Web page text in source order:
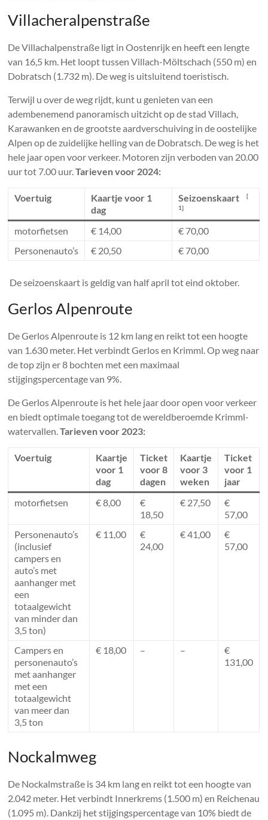
Villacheralpenstraße
De Villachalpenstraße ligt in Oostenrijk en heeft een lengte
van 16,5 km. Het loopt tussen Villach-Möltschach (550 m) en
Dobratsch (1.732 m). De weg is uitsluitend toeristisch.
Terwijl u over de weg rijdt, kunt u genieten van een
adembenemend panoramisch uitzicht op de stad Villach,
Karawanken en de grootste aardverschuiving in de oostelijke
Alpen op de zuidelijke helling van de Dobratsch. De weg is het
hele jaar open voor verkeer. Motoren zijn verboden van 20.00
uur tot 7.00 uur.Tarieven voor 2024:
Voertuig
Kaartje voor 1
dag
Seizoenskaart[
1]
motorfietsen € 14,00
€ 70,00
Personenauto’s
€ 20,50 € 70,00
De seizoenskaart is geldig van half april tot eind oktober.
Gerlos Alpenroute
De Gerlos Alpenroute is 12 km lang en reikt tot een hoogte
van 1.630 meter. Het verbindt Gerlos en Krimml. Op weg naar
de top zijn er 8 bochten met een maximaal
stijgingspercentage van 9%.
De Gerlos Alpenroute is het hele jaar door open voor verkeer
en biedt optimale toegang tot de wereldberoemde Krimml-
watervallen.Tarieven voor 2023:
Voertuig
Kaartje
voor 1
dag
Ticket
voor 8
dagen
Kaartje
voor 3
weken
Ticket
voor 1
jaar
motorfietsen
€ 8,00
€
18,50
€ 27,50
€
57,00
Personenauto’s
(inclusief
campers en
auto’s met
aanhanger met
een
totaalgewicht
van minder dan
3,5 ton)
€ 11,00
€
24,00
€ 41,00
€
57,00
Campers en
personenauto’s
met aanhanger
met een
totaalgewicht
van meer dan
3,5 ton
€ 18,00 – –
€
131,00
Nockalmweg
De Nockalmstraße is 34 km lang en reikt tot een hoogte van
2.042 meter. Het verbindt Innerkrems (1.500 m) en Reichenau
(1.095 m). Dankzij het stijgingspercentage van 10% biedt de